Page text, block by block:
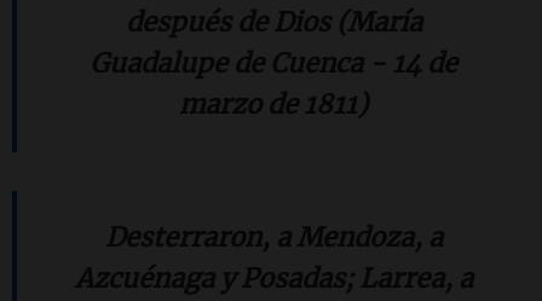
después de Dios (María
Guadalupe de Cuenca - 14 de
marzo de 1811)
Desterraron, a Mendoza, a
Azcuénaga y Posadas; Larrea, a